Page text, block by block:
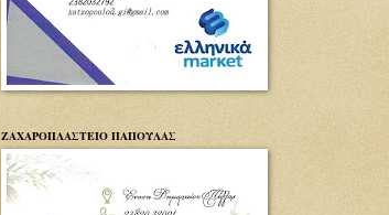
ΖΑΧΑΡΟΠΛΑΣΤΕΙΟ ΠΑΠΟΥΛΑΣ